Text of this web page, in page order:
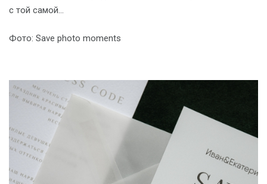
с той самой...
Фото: Save photo moments